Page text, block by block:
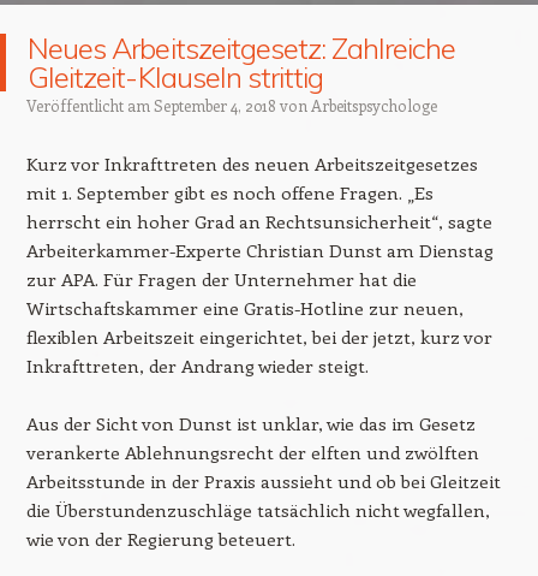
Neues Arbeitszeitgesetz: Zahlreiche
Gleitzeit-Klauseln strittig
Veröffentlicht am September 4, 2018 von Arbeitspsychologe
Kurz vor Inkrafttreten des neuen Arbeitszeitgesetzes
mit 1. September gibt es noch offene Fragen. „Es
herrscht ein hoher Grad an Rechtsunsicherheit“, sagte
Arbeiterkammer-Experte Christian Dunst am Dienstag
zur APA. Für Fragen der Unternehmer hat die
Wirtschaftskammer eine Gratis-Hotline zur neuen,
flexiblen Arbeitszeit eingerichtet, bei der jetzt, kurz vor
Inkrafttreten, der Andrang wieder steigt.
Aus der Sicht von Dunst ist unklar, wie das im Gesetz
verankerte Ablehnungsrecht der elften und zwölften
Arbeitsstunde in der Praxis aussieht und ob bei Gleitzeit
die Überstundenzuschläge tatsächlich nicht wegfallen,
wie von der Regierung beteuert.